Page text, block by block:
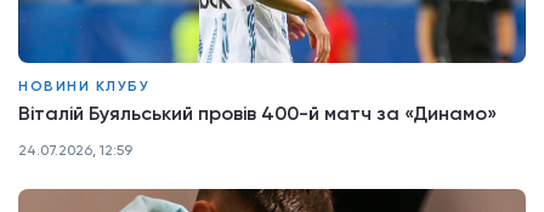
НОВИНИ КЛУБУ
Віталій Буяльський провів 400-й матч за «Динамо»
24.07.2026, 12:59